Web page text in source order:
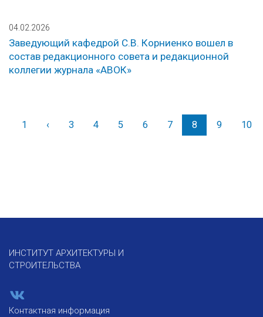
04.02.2026
Заведующий кафедрой С.В. Корниенко вошел в
состав редакционного совета и редакционной
коллегии журнала «АВОК»
1 ‹Назад
3 4 5 6 7 8 9 10
ИНСТИТУТ АРХИТЕКТУРЫ И
СТРОИТЕЛЬСТВА
Контактная информация